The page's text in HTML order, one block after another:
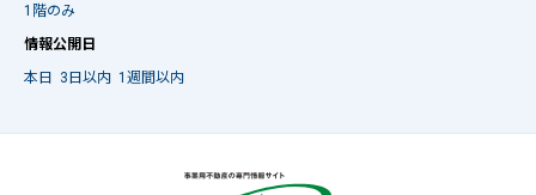
1階のみ
情報公開日
本日 3日以内 1週間以内